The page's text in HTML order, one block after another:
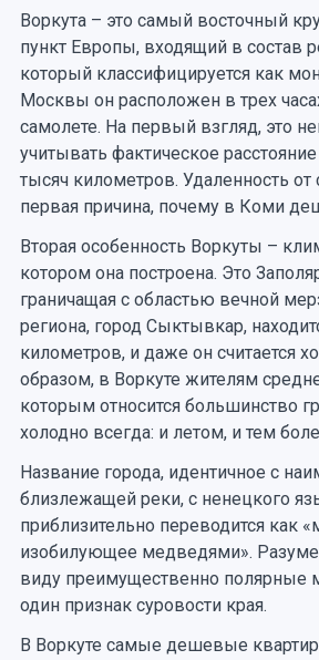
Воркута – это самый восточный
пункт Европы, входящий в состав
который классифицируется как
Москвы он расположен в трех
самолете. На первый взгляд, это
учитывать фактическое
тысяч километров. Удаленность от
первая причина, почему в Коми
Вторая особенность Воркуты –
котором она построена. Это
граничащая с областью вечной
региона, город Сыктывкар,
километров, и даже он считается
образом, в Воркуте жителям
которым относится большинство
холодно всегда: и летом, и тем
Название города, идентичное с
близлежащей реки, с ненецкого
приблизительно переводится как
изобилующее медведями».
виду преимущественно полярные
один признак суровости края.
В Воркуте самые дешевые